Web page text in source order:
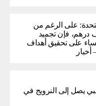
على الرغم من
البالغة 15 ألف درهم، فإن تجميد
على تحقيق أهداف
أخبار
يصل إلى النرويج في